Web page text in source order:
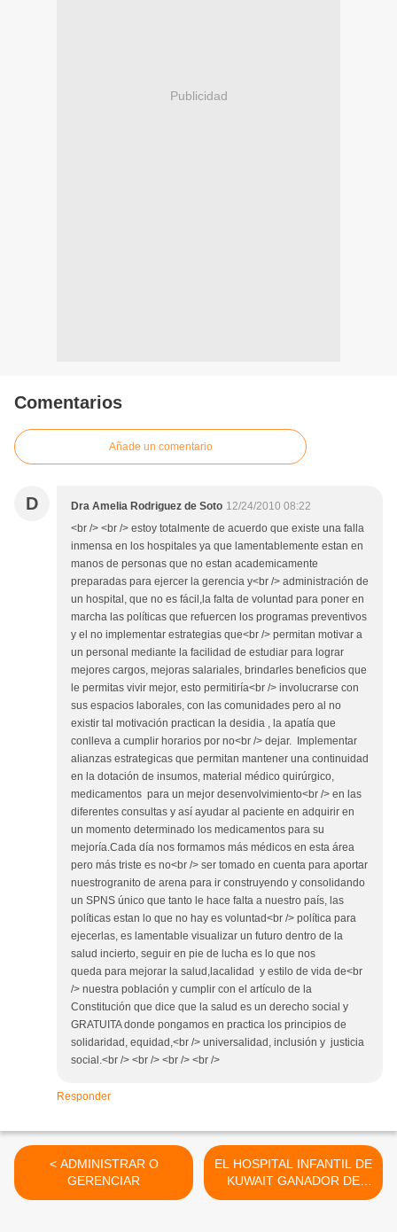
Publicidad
Comentarios
Añade un comentario
D Dra Amelia Rodriguez de Soto 12/24/2010 08:22
<br /> <br /> estoy totalmente de acuerdo que existe una falla
inmensa en los hospitales ya que lamentablemente estan en
manos de personas que no estan academicamente
preparadas para ejercer la gerencia y<br /> administración de
un hospital, que no es fácil,la falta de voluntad para poner en
marcha las políticas que refuercen los programas preventivos
y el no implementar estrategias que<br /> permitan motivar a
un personal mediante la facilidad de estudiar para lograr
mejores cargos, mejoras salariales, brindarles beneficios que
le permitas vivir mejor, esto permitiría<br /> involucrarse con
sus espacios laborales, con las comunidades pero al no
existir tal motivación practican la desidia , la apatía que
conlleva a cumplir horarios por no<br /> dejar. Implementar
alianzas estrategicas que permitan mantener una continuidad
en la dotación de insumos, material médico quirúrgico,
medicamentos para un mejor desenvolvimiento<br /> en las
diferentes consultas y así ayudar al paciente en adquirir en
un momento determinado los medicamentos para su
mejoría.Cada día nos formamos más médicos en esta área
pero más triste es no<br /> ser tomado en cuenta para aportar
nuestrogranito de arena para ir construyendo y consolidando
un SPNS único que tanto le hace falta a nuestro país, las
políticas estan lo que no hay es voluntad<br /> política para
ejecerlas, es lamentable visualizar un futuro dentro de la
salud incierto, seguir en pie de lucha es lo que nos
queda para mejorar la salud,lacalidad y estilo de vida de<br
/> nuestra población y cumplir con el artículo de la
Constitución que dice que la salud es un derecho social y
GRATUITA donde pongamos en practica los principios de
solidaridad, equidad,<br /> universalidad, inclusión y justicia
social.<br /> <br /> <br /> <br />
Responder
< ADMINISTRAR O
GERENCIAR
EL HOSPITAL INFANTIL DE
KUWAIT GANADOR DE
LOS WORLD